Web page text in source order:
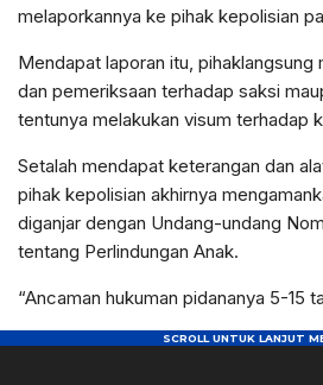
melaporkannya ke pihak kepolisian
Mendapat laporan itu, pihaklangsung
dan pemeriksaan terhadap saksi
tentunya melakukan visum terhadap
Setalah mendapat keterangan dan
pihak kepolisian akhirnya
diganjar dengan Undang-undang
tentang Perlindungan Anak.
“Ancaman hukuman pidananya 5-15